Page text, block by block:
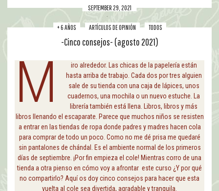
SEPTEMBER 29, 2021
+ 6 AÑOS ARTÍCULOS DE OPINIÓN TODOS
-Cinco consejos- (agosto 2021)
M
iro alrededor. Las chicas de la papelería están
hasta arriba de trabajo. Cada dos por tres alguien
sale de su tienda con una caja de lápices, unos
cuadernos, una mochila o un nuevo estuche. La
librería también está llena. Libros, libros y más
libros llenando el escaparate. Parece que muchos niños se resisten
a entrar en las tiendas de ropa donde padres y madres hacen cola
para comprar de todo un poco. Como no me dé prisa me quedaré
sin pantalones de chándal. Es el ambiente normal de los primeros
días de septiembre. ¡Por fin empieza el cole! Mientras corro de una
tienda a otra pienso en cómo voy a afrontar este curso ¿Y por qué
no compartirlo? Aquí os doy cinco consejos para hacer que esta
vuelta al cole sea divertida, agradable y tranquila.